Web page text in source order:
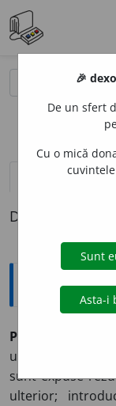
definiții (1)
Definiția cu ID-
PREAMB
unui discurs, a
sunt expuse
ulterior;
🎉
De un sfert
Cu o mică